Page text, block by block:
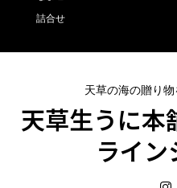
詰合せ
天草の海の贈り
天草生うに本
ライ